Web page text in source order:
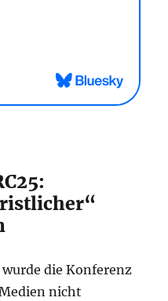
die Konferenz
nicht